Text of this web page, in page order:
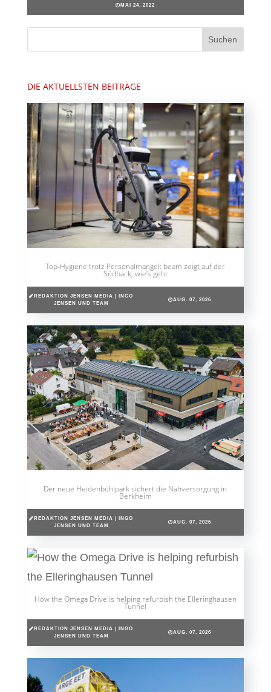
MAI 24, 2022
DIE AKTUELLSTEN BEITRÄGE
Top-Hygiene trotz Personalmangel: beam zeigt auf der
Südback, wie’s geht
REDAKTION JENSEN MEDIA | INGO
JENSEN UND TEAM
AUG. 07, 2026
Der neue Heidenbühlpark sichert die Nahversorgung in
Berkheim
REDAKTION JENSEN MEDIA | INGO
JENSEN UND TEAM
AUG. 07, 2026
How the Omega Drive is helping refurbish the Elleringhausen
Tunnel
REDAKTION JENSEN MEDIA | INGO
JENSEN UND TEAM
AUG. 07, 2026